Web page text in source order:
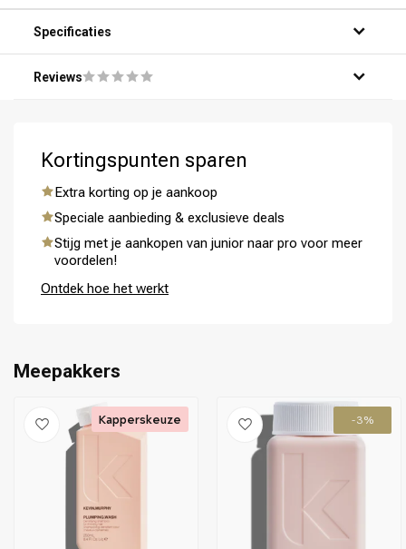
Specificaties
Reviews
Kortingspunten sparen
Extra korting op je aankoop
Speciale aanbieding & exclusieve deals
Stijg met je aankopen van junior naar pro voor meer
voordelen!
Ontdek hoe het werkt
Meepakkers
Kapperskeuze -3%